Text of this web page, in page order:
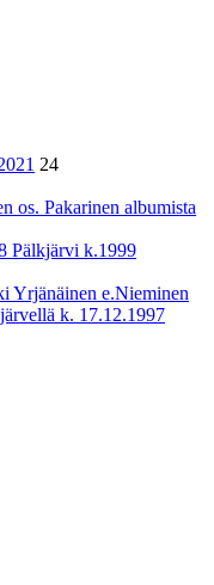
24
os. Pakarinen albumista
Pälkjärvi k.1999
Yrjänäinen e.Nieminen
k. 17.12.1997